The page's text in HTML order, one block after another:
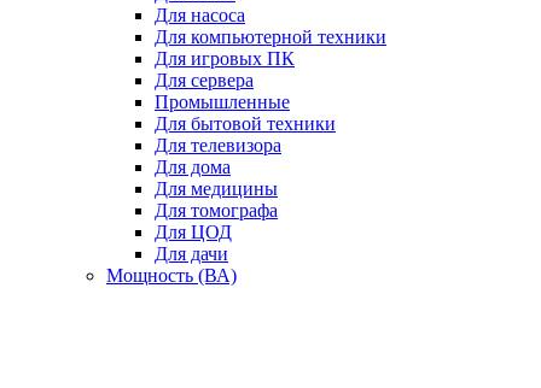
Для насоса
Для компьютерной техники
Для игровых ПК
Для сервера
Промышленные
Для бытовой техники
Для телевизора
Для дома
Для медицины
Для томографа
Для ЦОД
Для дачи
Мощность (ВА)